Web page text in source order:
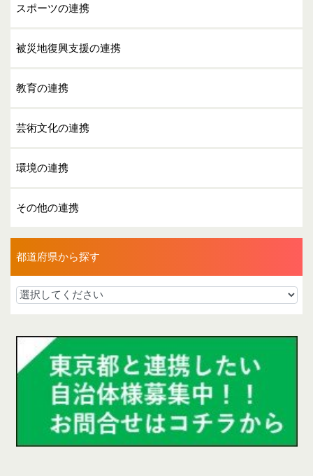
スポーツの連携
被災地復興支援の連携
教育の連携
芸術文化の連携
環境の連携
その他の連携
都道府県から探す